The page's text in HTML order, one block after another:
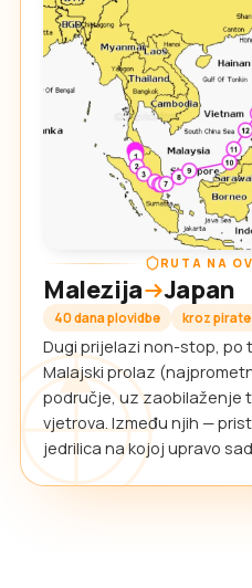
RUTA NA
Malezija Japan
40 dana plovidbe kroz
Dugi prijelazi non-stop, po
Malajski prolaz
područje, uz zaobilaženje
vjetrova. Između njih —
jedrilica na kojoj upravo